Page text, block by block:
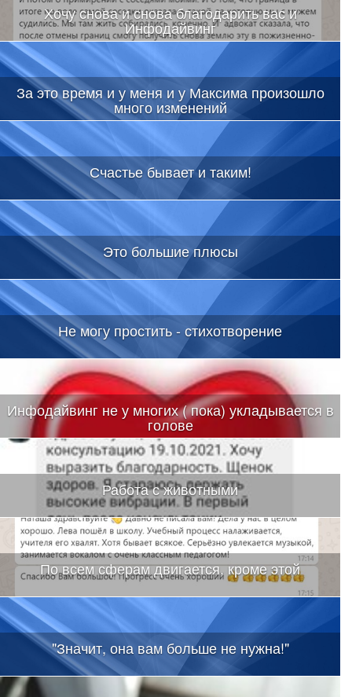
Хочу снова и снова благодарить вас и
Инфодайвинг
За это время и у меня и у Максима произошло
много изменений
Счастье бывает и таким!
Это большие плюсы
Не могу простить - стихотворение
Инфодайвинг не у многих ( пока) укладывается в
голове
Работа с животными
По всем сферам двигается, кроме этой
"Значит, она вам больше не нужна!"